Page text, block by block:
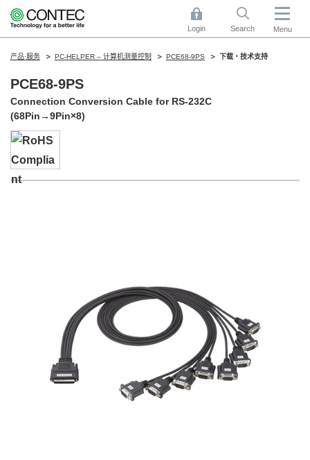
Login Search Menu
产品·服务 PC-HELPER – 计算机测量控制 PCE68-9PS 下载・技术支持
PCE68-9PS
Connection Conversion Cable for RS-232C
(68Pin→9Pin×8)